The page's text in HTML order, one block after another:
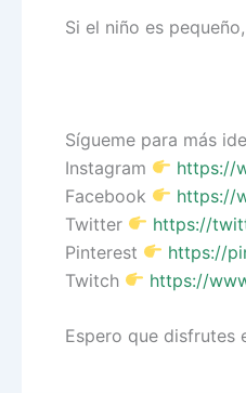
Si el niño es
Sígueme para más
Instagram
https://
Facebook
https://
Twitter
https://
Pinterest
https://
Twitch
https://
Espero que disfrutes